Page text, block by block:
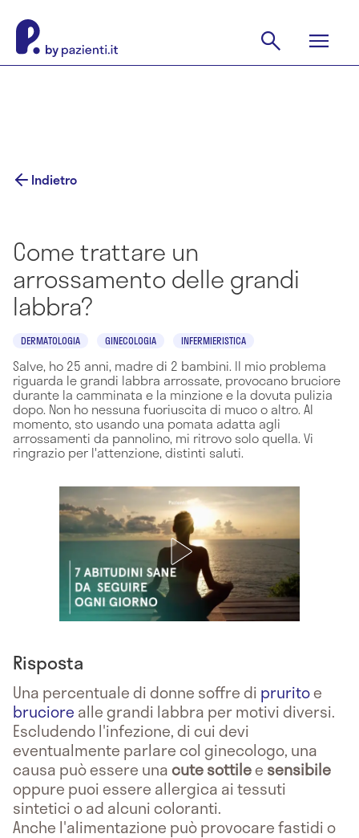
Indietro
Come trattare un
arrossamento delle grandi
labbra?
DERMATOLOGIA GINECOLOGIA INFERMIERISTICA
Salve, ho 25 anni, madre di 2 bambini. Il mio problema
riguarda le grandi labbra arrossate, provocano bruciore
durante la camminata e la minzione e la dovuta pulizia
dopo. Non ho nessuna fuoriuscita di muco o altro. Al
momento, sto usando una pomata adatta agli
arrossamenti da pannolino, mi ritrovo solo quella. Vi
ringrazio per l'attenzione, distinti saluti.
Risposta
Una percentuale di donne soffre di pruritoe
bruciore alle grandi labbra per motivi diversi.
Escludendo l'infezione, di cui devi
eventualmente parlare col ginecologo, una
causa può essere unacute sottilee sensibile
oppure puoi essere allergica ai tessuti
sintetici o ad alcuni coloranti.
Anche l'alimentazione può provocare fastidi o